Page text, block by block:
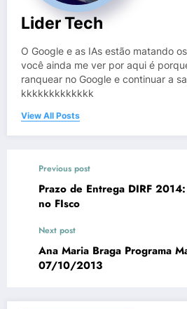
Lider Tech
O Google e as IAs estão matando
você ainda me ver por aqui é
ranquear no Google e continuar a
kkkkkkkkkkkkk
View All Posts
Previous post
Prazo de Entrega DIRF
no FIsco
Next post
Ana Maria Braga Programa
07/10/2013